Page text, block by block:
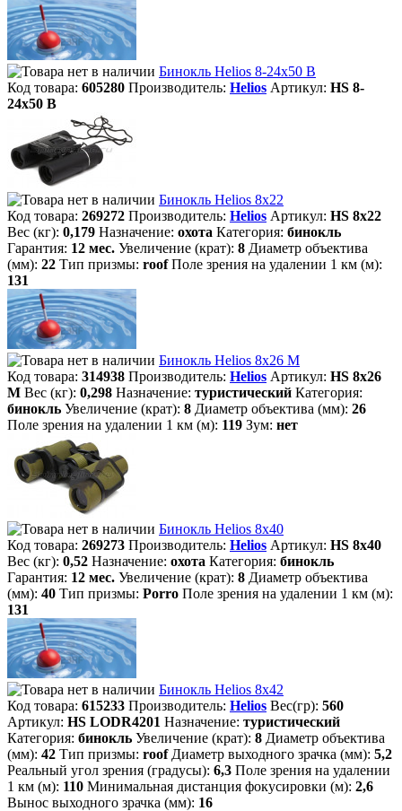
Бинокль Helios 8-24x50 B
Код товара: 605280 Производитель: Helios Артикул: HS 8-
24x50 B
Бинокль Helios 8х22
Код товара: 269272 Производитель: Helios Артикул: HS 8х22
Вес (кг): 0,179 Назначение: охота Категория: бинокль
Гарантия: 12 мес. Увеличение (крат): 8 Диаметр объектива
(мм): 22 Тип призмы: roof Поле зрения на удалении 1 км (м):
131
Бинокль Helios 8х26 M
Код товара: 314938 Производитель: Helios Артикул: HS 8х26
M Вес (кг): 0,298 Назначение: туристический Категория:
бинокль Увеличение (крат): 8 Диаметр объектива (мм): 26
Поле зрения на удалении 1 км (м): 119 Зум: нет
Бинокль Helios 8х40
Код товара: 269273 Производитель: Helios Артикул: HS 8х40
Вес (кг): 0,52 Назначение: охота Категория: бинокль
Гарантия: 12 мес. Увеличение (крат): 8 Диаметр объектива
(мм): 40 Тип призмы: Porro Поле зрения на удалении 1 км (м):
131
Бинокль Helios 8х42
Код товара: 615233 Производитель: Helios Вес(гр): 560
Артикул: HS LODR4201 Назначение: туристический
Категория: бинокль Увеличение (крат): 8 Диаметр объектива
(мм): 42 Тип призмы: roof Диаметр выходного зрачка (мм): 5,2
Реальный угол зрения (градусы): 6,3 Поле зрения на удалении
1 км (м): 110 Минимальная дистанция фокусировки (м): 2,6
Вынос выходного зрачка (мм): 16